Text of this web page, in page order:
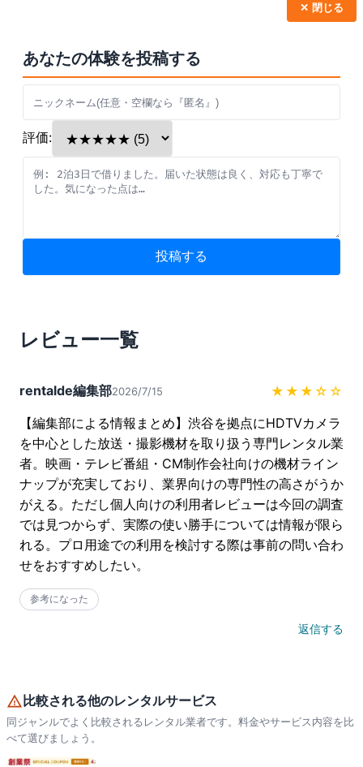
✕ 閉じる
あなたの体験を投稿する
評価:
投稿する
レビュー一覧
rentalde編集部2026/7/15 ★★★ ☆☆
【編集部による情報まとめ】渋谷を拠点にHDTVカメラ
を中心とした放送・撮影機材を取り扱う専門レンタル業
者。映画・テレビ番組・CM制作会社向けの機材ライン
ナップが充実しており、業界向けの専門性の高さがうか
がえる。ただし個人向けの利用者レビューは今回の調査
では見つからず、実際の使い勝手については情報が限ら
れる。プロ用途での利用を検討する際は事前の問い合わ
せをおすすめしたい。
参考になった
返信する
比較される他のレンタルサービス
同ジャンルでよく比較されるレンタル業者です。料金やサービス内容を比
べて選びましょう。